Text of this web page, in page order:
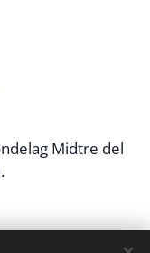
Midtre del